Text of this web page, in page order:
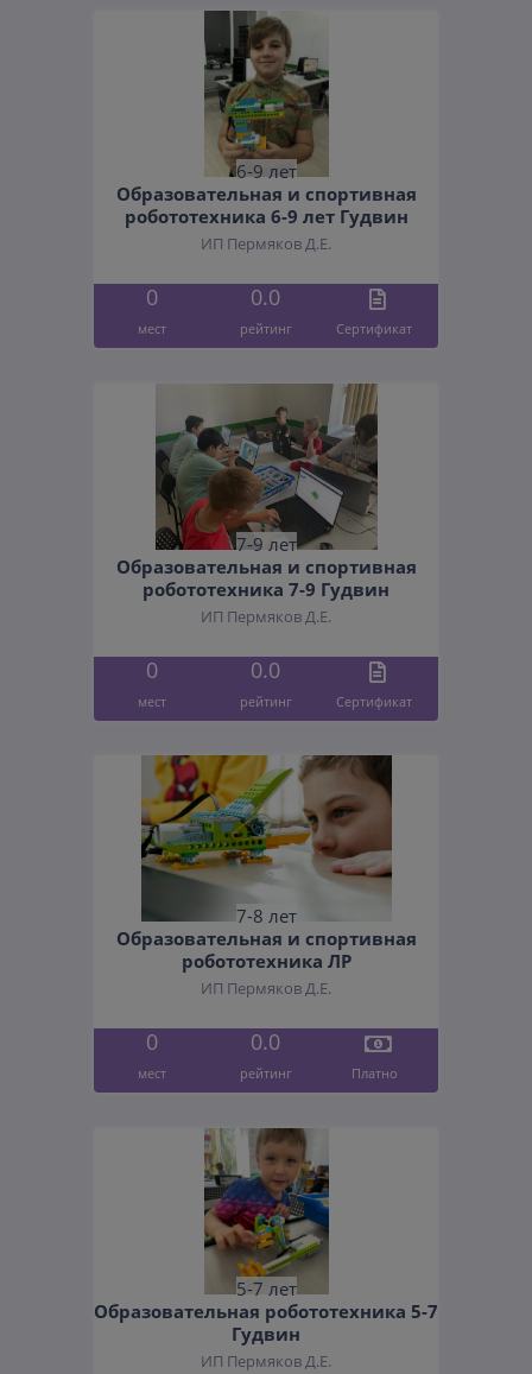
6-9 лет
Образовательная и спортивная
робототехника 6-9 лет Гудвин
ИП Пермяков Д.Е.
0 0.0
мест рейтинг Cертификат
7-9 лет
Образовательная и спортивная
робототехника 7-9 Гудвин
ИП Пермяков Д.Е.
0 0.0
мест рейтинг Cертификат
7-8 лет
Образовательная и спортивная
робототехника ЛР
ИП Пермяков Д.Е.
0 0.0
мест рейтинг Платно
5-7 лет
Образовательная робототехника 5-7
Гудвин
ИП Пермяков Д.Е.